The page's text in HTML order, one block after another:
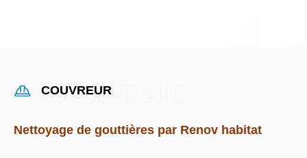
COUVREUR
Nettoyage de gouttières par Renov habitat